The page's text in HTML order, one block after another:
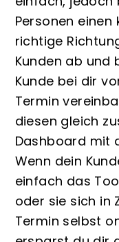
Personen einen
richtige
Kunden ab und
Kunde bei dir
Termin
diesen gleich
Dashboard mit
Wenn dein
einfach das
oder sie sich in
Termin selbst